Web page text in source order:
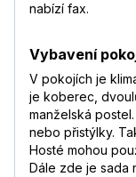
nabízí fax.
Vybavení
V pokojích je
je koberec,
manželská
nebo přistýlky.
Hosté mohou
Dále zde je sada